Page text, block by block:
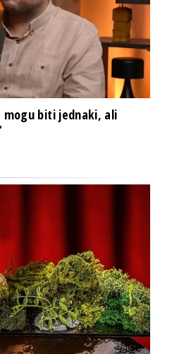
mogu biti jednaki, ali